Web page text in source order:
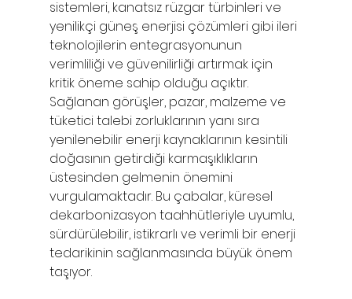
sistemleri, kanatsız rüzgar türbinleri ve
yenilikçi güneş enerjisi çözümleri gibi ileri
teknolojilerin entegrasyonunun
verimliliği ve güvenilirliği artırmak için
kritik öneme sahip olduğu açıktır.
Sağlanan görüşler, pazar, malzeme ve
tüketici talebi zorluklarının yanı sıra
yenilenebilir enerji kaynaklarının kesintili
doğasının getirdiği karmaşıklıkların
üstesinden gelmenin önemini
vurgulamaktadır. Bu çabalar, küresel
dekarbonizasyon taahhütleriyle uyumlu,
sürdürülebilir, istikrarlı ve verimli bir enerji
tedarikinin sağlanmasında büyük önem
taşıyor.